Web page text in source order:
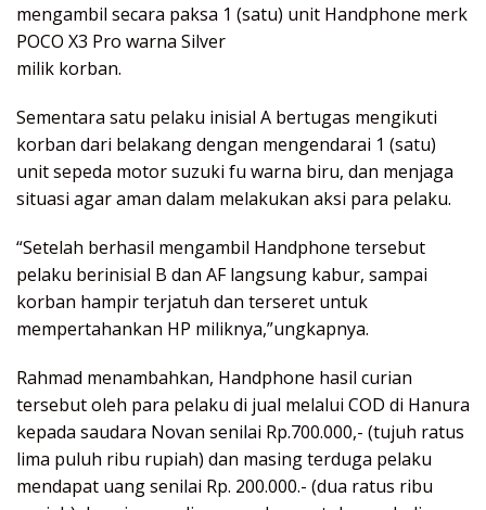
mengambil secara paksa 1 (satu) unit Handphone merk
POCO X3 Pro warna Silver
milik korban.
Sementara satu pelaku inisial A bertugas mengikuti
korban dari belakang dengan mengendarai 1 (satu)
unit sepeda motor suzuki fu warna biru, dan menjaga
situasi agar aman dalam melakukan aksi para pelaku.
“Setelah berhasil mengambil Handphone tersebut
pelaku berinisial B dan AF langsung kabur, sampai
korban hampir terjatuh dan terseret untuk
mempertahankan HP miliknya,”ungkapnya.
Rahmad menambahkan, Handphone hasil curian
tersebut oleh para pelaku di jual melalui COD di Hanura
kepada saudara Novan senilai Rp.700.000,- (tujuh ratus
lima puluh ribu rupiah) dan masing terduga pelaku
mendapat uang senilai Rp. 200.000.- (dua ratus ribu